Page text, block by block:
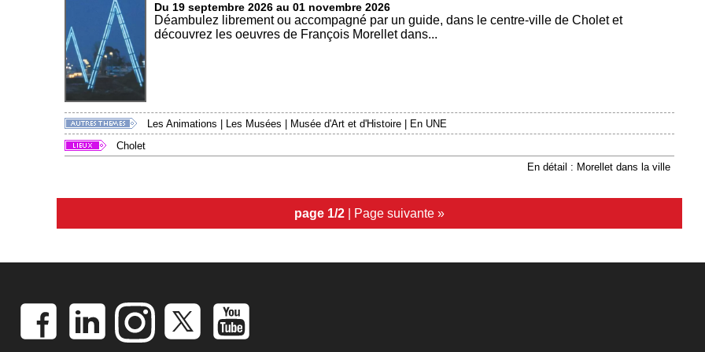
Du 19 septembre 2026 au 01 novembre 2026
Déambulez librement ou accompagné par un guide, dans le centre-ville de Cholet et
découvrez les oeuvres de François Morellet dans...
Les Animations Les Musées Musée d'Art et d'Histoire
En UNE
Cholet
En détail : Morellet dans la ville
page 1/2 | Page suivante »